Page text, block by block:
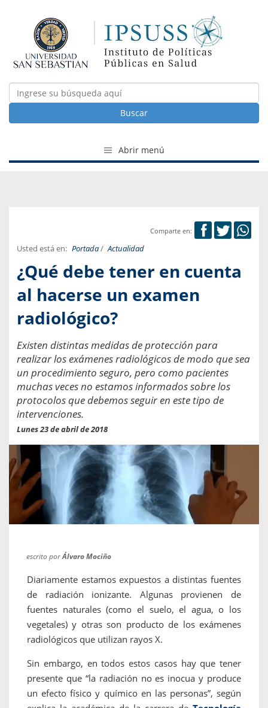
Buscar
Abrir menú
Comparte en:
Usted está en: Portada/ Actualidad
¿Qué debe tener en cuenta
al hacerse un examen
radiológico?
Existen distintas medidas de protección para
realizar los exámenes radiológicos de modo que sea
un procedimiento seguro, pero como pacientes
muchas veces no estamos informados sobre los
protocolos que debemos seguir en este tipo de
intervenciones.
Lunes 23 de abril de 2018
escrito porÁlvaro Mociño
Diariamente estamos expuestos a distintas fuentes
de radiación ionizante. Algunas provienen de
fuentes naturales (como el suelo, el agua, o los
vegetales) y otras son producto de los exámenes
radiológicos que utilizan rayos X.
Sin embargo, en todos estos casos hay que tener
presente que “la radiación no es inocua y produce
un efecto físico y químico en las personas”, según